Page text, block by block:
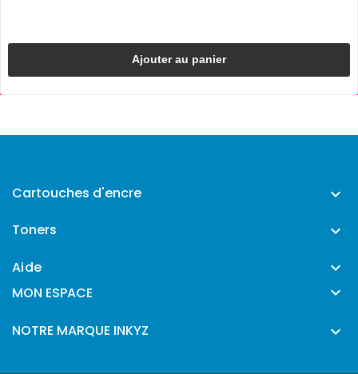
Ajouter au panier
Cartouches d'encre 
Toners 
Aide 
MON ESPACE 
NOTRE MARQUE INKYZ 